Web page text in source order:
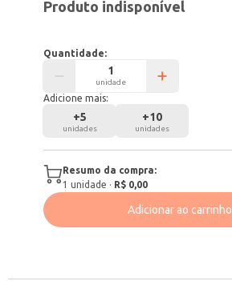
Produto indisponível
Quantidade:
unidade
Adicione mais:
+5
unidades
+10
unidades
Resumo da compra:
1 unidade · R$ 0,00
Adicionar ao carrinho